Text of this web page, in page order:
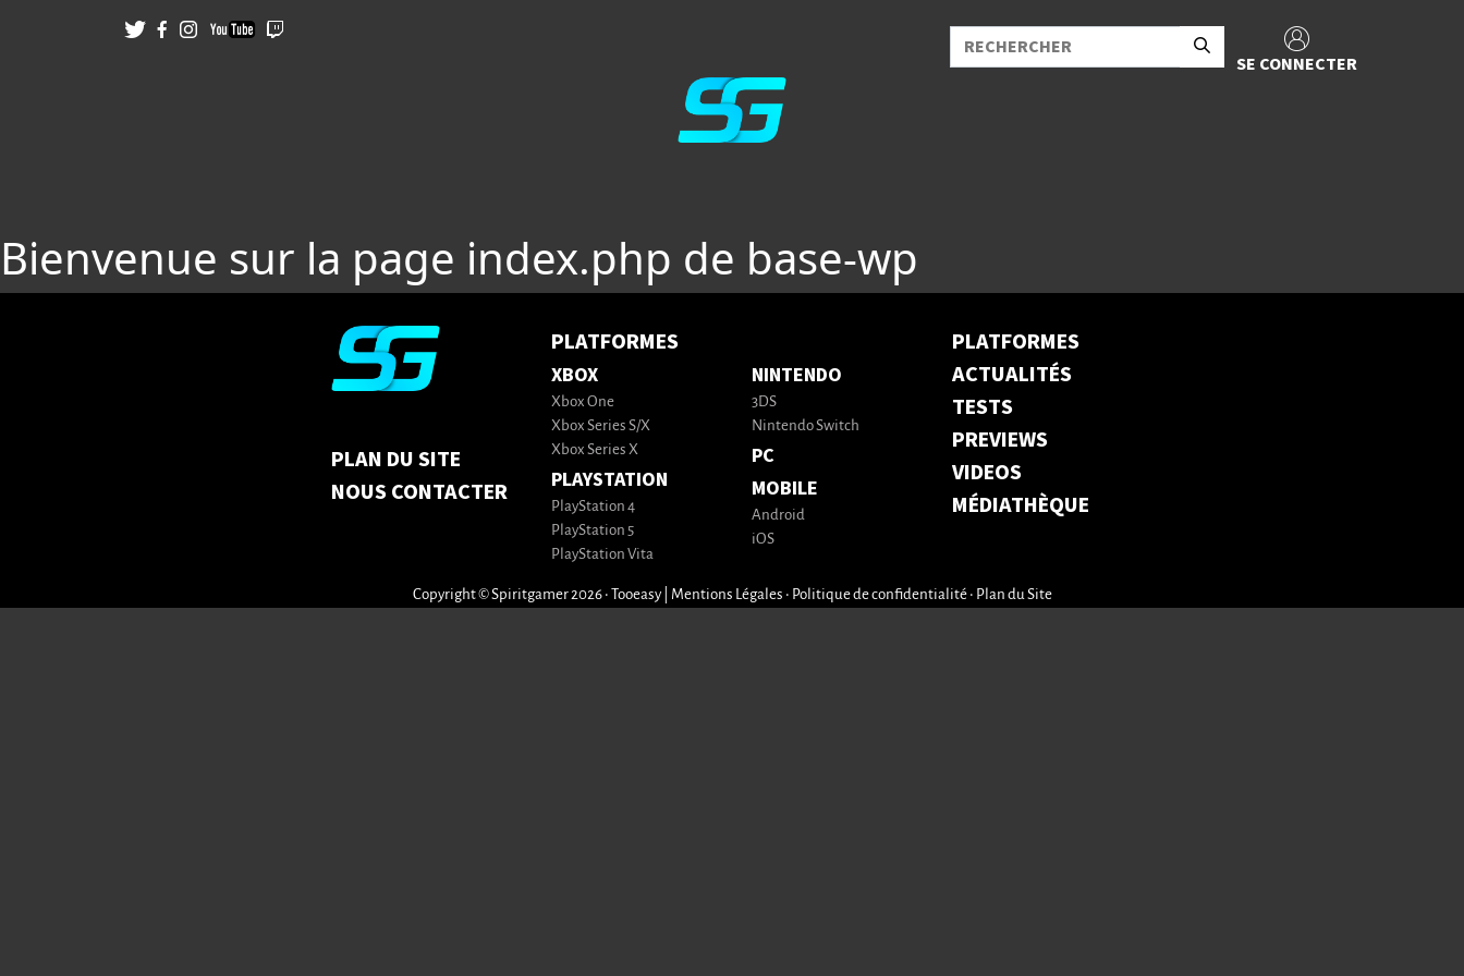
SE CONNECTER
Bienvenue sur la page index.php de base-wp
PLAN DU SITE
NOUS CONTACTER
PLATFORMES
XBOX
Xbox One
Xbox Series S/X
Xbox Series X
PLAYSTATION
PlayStation 4
PlayStation 5
PlayStation Vita
NINTENDO
3DS
Nintendo Switch
PC
MOBILE
Android
iOS
PLATFORMES
ACTUALITÉS
TESTS
PREVIEWS
VIDEOS
MÉDIATHÈQUE
Copyright © Spiritgamer 2026 • Tooeasy Mentions Légales • Politique de confidentialité• Plan du Site